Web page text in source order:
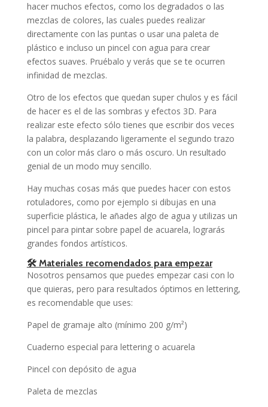
hacer muchos efectos, como los degradados o las
mezclas de colores, las cuales puedes realizar
directamente con las puntas o usar una paleta de
plástico e incluso un pincel con agua para crear
efectos suaves. Pruébalo y verás que se te ocurren
infinidad de mezclas.
Otro de los efectos que quedan super chulos y es fácil
de hacer es el de las sombras y efectos 3D. Para
realizar este efecto sólo tienes que escribir dos veces
la palabra, desplazando ligeramente el segundo trazo
con un color más claro o más oscuro. Un resultado
genial de un modo muy sencillo.
Hay muchas cosas más que puedes hacer con estos
rotuladores, como por ejemplo si dibujas en una
superficie plástica, le añades algo de agua y utilizas un
pincel para pintar sobre papel de acuarela, lograrás
grandes fondos artísticos.
🛠️ Materiales recomendados para empezar
Nosotros pensamos que puedes empezar casi con lo
que quieras, pero para resultados óptimos en lettering,
es recomendable que uses:
Papel de gramaje alto (mínimo 200 g/m²)
Cuaderno especial para lettering o acuarela
Pincel con depósito de agua
Paleta de mezclas